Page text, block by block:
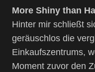
More Shiny than
Hinter mir schließt
geräuschlos die
Einkaufszentrums,
Moment zuvor den